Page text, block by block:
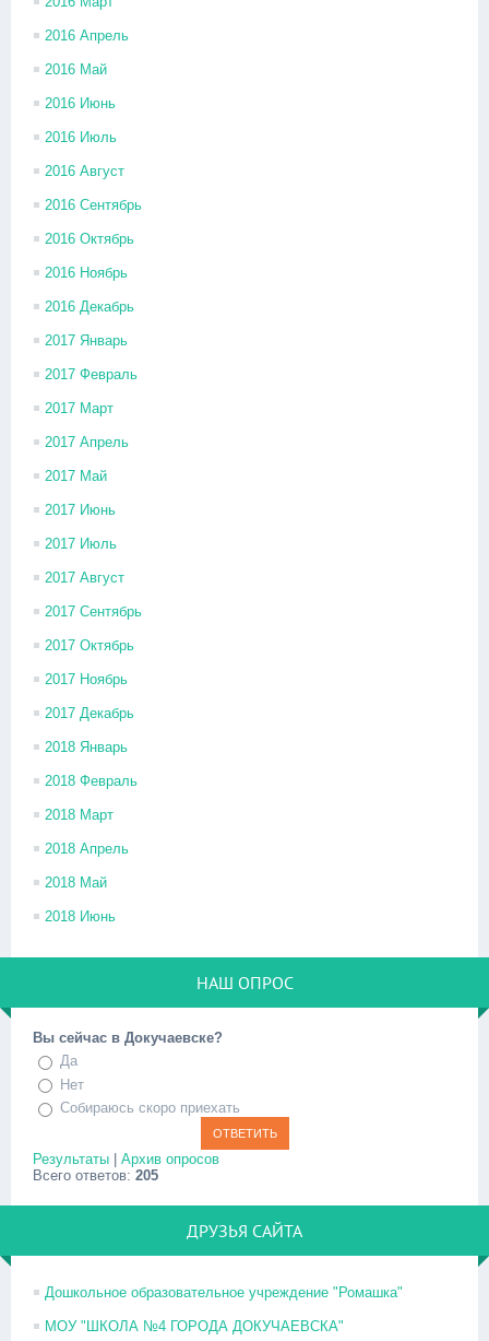
2016 Апрель
2016 Май
2016 Июнь
2016 Июль
2016 Август
2016 Сентябрь
2016 Октябрь
2016 Ноябрь
2016 Декабрь
2017 Январь
2017 Февраль
2017 Март
2017 Апрель
2017 Май
2017 Июнь
2017 Июль
2017 Август
2017 Сентябрь
2017 Октябрь
2017 Ноябрь
2017 Декабрь
2018 Январь
2018 Февраль
2018 Март
2018 Апрель
2018 Май
2018 Июнь
НАШ ОПРОС
Вы сейчас в Докучаевске?
Да
Нет
Собираюсь скоро приехать
Результаты | Архив опросов
Всего ответов: 205
ДРУЗЬЯ САЙТА
Дошкольное образовательное учреждение "Ромашка"
МОУ "ШКОЛА №4 ГОРОДА ДОКУЧАЕВСКА"